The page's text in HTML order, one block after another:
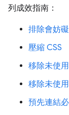
列成效指南：
排除會妨
壓縮 CSS
移除未使
移除未使
預先連結